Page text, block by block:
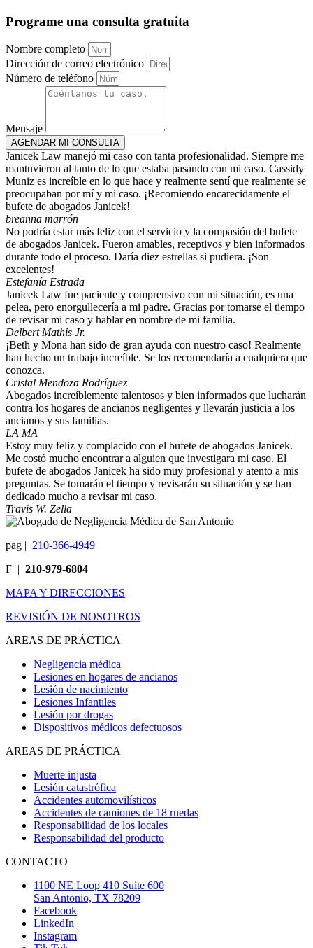
Programe una consulta gratuita
Nombre completo
Dirección de correo electrónico
Número de teléfono
Mensaje
AGENDAR MI CONSULTA
Janicek Law manejó mi caso con tanta profesionalidad. Siempre me
mantuvieron al tanto de lo que estaba pasando con mi caso. Cassidy
Muniz es increíble en lo que hace y realmente sentí que realmente se
preocupaban por mí y mi caso. ¡Recomiendo encarecidamente el
bufete de abogados Janicek!
breanna marrón
No podría estar más feliz con el servicio y la compasión del bufete
de abogados Janicek. Fueron amables, receptivos y bien informados
durante todo el proceso. Daría diez estrellas si pudiera. ¡Son
excelentes!
Estefanía Estrada
Janicek Law fue paciente y comprensivo con mi situación, es una
pelea, pero enorgullecería a mi padre. Gracias por tomarse el tiempo
de revisar mi caso y hablar en nombre de mi familia.
Delbert Mathis Jr.
¡Beth y Mona han sido de gran ayuda con nuestro caso! Realmente
han hecho un trabajo increíble. Se los recomendaría a cualquiera que
conozca.
Cristal Mendoza Rodríguez
Abogados increíblemente talentosos y bien informados que lucharán
contra los hogares de ancianos negligentes y llevarán justicia a los
ancianos y sus familias.
LA MA
Estoy muy feliz y complacido con el bufete de abogados Janicek.
Me costó mucho encontrar a alguien que investigara mi caso. El
bufete de abogados Janicek ha sido muy profesional y atento a mis
preguntas. Se tomarán el tiempo y revisarán su situación y se han
dedicado mucho a revisar mi caso.
Travis W. Zella
pag | 210-366-4949
F | 210-979-6804
MAPA Y DIRECCIONES
REVISIÓN DE NOSOTROS
AREAS DE PRÁCTICA
Negligencia médica
Lesiones en hogares de ancianos
Lesión de nacimiento
Lesiones Infantiles
Lesión por drogas
Dispositivos médicos defectuosos
AREAS DE PRÁCTICA
Muerte injusta
Lesión catastrófica
Accidentes automovilísticos
Accidentes de camiones de 18 ruedas
Responsabilidad de los locales
Responsabilidad del producto
CONTACTO
1100 NE Loop 410 Suite 600
San Antonio, TX 78209
Facebook
LinkedIn
Instagram